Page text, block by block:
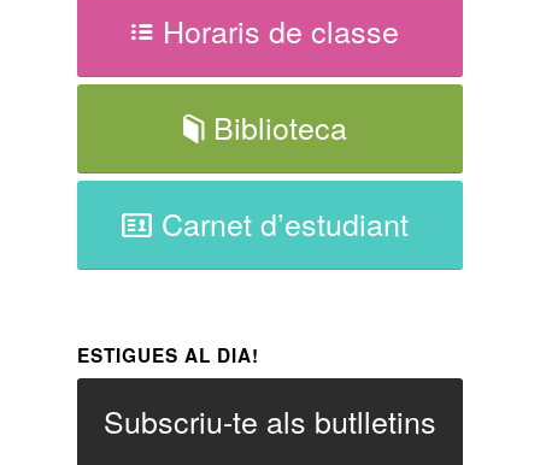
Horaris de classe
Biblioteca
Carnet d’estudiant
ESTIGUES AL DIA!
Subscriu-te als butlletins